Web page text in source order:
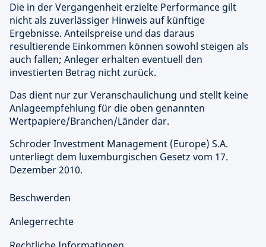
Die in der Vergangenheit erzielte Performance gilt
nicht als zuverlässiger Hinweis auf künftige
Ergebnisse. Anteilspreise und das daraus
resultierende Einkommen können sowohl steigen als
auch fallen; Anleger erhalten eventuell den
investierten Betrag nicht zurück.
Das dient nur zur Veranschaulichung und stellt keine
Anlageempfehlung für die oben genannten
Wertpapiere/Branchen/Länder dar.
Schroder Investment Management (Europe) S.A.
unterliegt dem luxemburgischen Gesetz vom 17.
Dezember 2010.
Beschwerden
Anlegerrechte